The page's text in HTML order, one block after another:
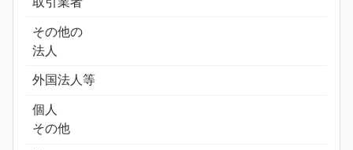
その他の
法人
外国法人等
個人
その他